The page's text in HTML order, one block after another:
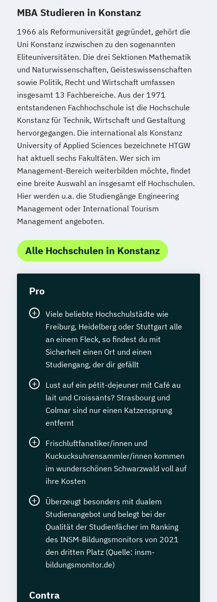
MBA Studieren in Konstanz
1966 als Reformuniversität gegründet, gehört die
Uni Konstanz inzwischen zu den sogenannten
Eliteuniversitäten. Die drei Sektionen Mathematik
und Naturwissenschaften, Geisteswissenschaften
sowie Politik, Recht und Wirtschaft umfassen
insgesamt 13 Fachbereiche. Aus der 1971
entstandenen Fachhochschule ist die Hochschule
Konstanz für Technik, Wirtschaft und Gestaltung
hervorgegangen. Die international als Konstanz
University of Applied Sciences bezeichnete HTGW
hat aktuell sechs Fakultäten. Wer sich im
Management-Bereich weiterbilden möchte, findet
eine breite Auswahl an insgesamt elf Hochschulen.
Hier werden u.a. die Studiengänge Engineering
Management oder International Tourism
Management angeboten.
Alle Hochschulen in Konstanz
Pro
Viele beliebte Hochschulstädte wie
Freiburg, Heidelberg oder Stuttgart alle
an einem Fleck, so findest du mit
Sicherheit einen Ort und einen
Studiengang, der dir gefällt
Lust auf ein pétit-dejeuner mit Café au
lait und Croissants? Strasbourg und
Colmar sind nur einen Katzensprung
entfernt
Frischluftfanatiker/innen und
Kuckucksuhrensammler/innen kommen
im wunderschönen Schwarzwald voll auf
ihre Kosten
Überzeugt besonders mit dualem
Studienangebot und belegt bei der
Qualität der Studienfächer im Ranking
des INSM-Bildungsmonitors von 2021
den dritten Platz (Quelle: insm-
bildungsmonitor.de)
Contra